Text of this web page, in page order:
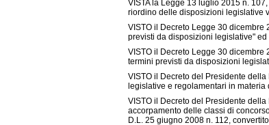
VISTA la Legge 13 luglio 2015 n.
riordino delle disposizioni legislative
VISTO il Decreto Legge 30 dicembre
previsti da disposizioni legislative"
VISTO il Decreto Legge 30
termini previsti da disposizioni
VISTO il Decreto del Presidente
legislative e regolamentari in
VISTO il Decreto del Presidente
accorpamento delle classi di
D.L. 25 giugno 2008 n. 112,